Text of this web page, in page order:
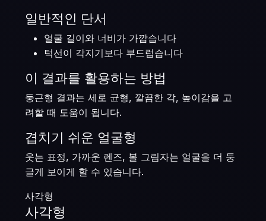
일반적인 단서
얼굴 길이와 너비가 가깝습니다
턱선이 각지기보다 부드럽습니다
이 결과를 활용하는 방법
둥근형 결과는 세로 균형, 깔끔한 각, 높이감을 고
려할 때 도움이 됩니다.
겹치기 쉬운 얼굴형
웃는 표정, 가까운 렌즈, 볼 그림자는 얼굴을 더 둥
글게 보이게 할 수 있습니다.
사각형
사각형